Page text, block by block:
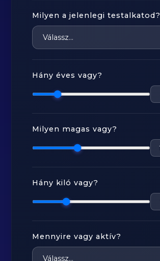
Milyen a jelenlegi testalkatod?
Hány éves vagy?
Milyen magas vagy?
Hány kiló vagy?
Mennyire vagy aktív?